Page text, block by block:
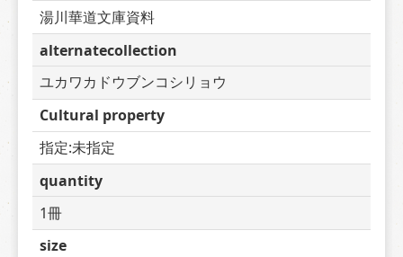
湯川華道文庫資料
alternatecollection
ユカワカドウブンコシリョウ
Cultural property
指定:未指定
quantity
1冊
size